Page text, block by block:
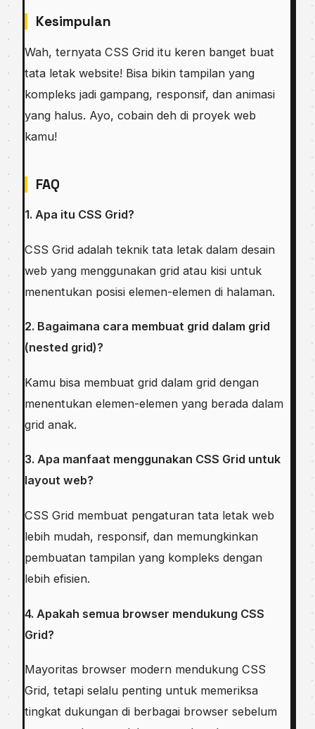
Kesimpulan
Wah, ternyata CSS Grid itu keren banget buat
tata letak website! Bisa bikin tampilan yang
kompleks jadi gampang, responsif, dan animasi
yang halus. Ayo, cobain deh di proyek web
kamu!
FAQ
1. Apa itu CSS Grid?
CSS Grid adalah teknik tata letak dalam desain
web yang menggunakan grid atau kisi untuk
menentukan posisi elemen-elemen di halaman.
2. Bagaimana cara membuat grid dalam grid
(nested grid)?
Kamu bisa membuat grid dalam grid dengan
menentukan elemen-elemen yang berada dalam
grid anak.
3. Apa manfaat menggunakan CSS Grid untuk
layout web?
CSS Grid membuat pengaturan tata letak web
lebih mudah, responsif, dan memungkinkan
pembuatan tampilan yang kompleks dengan
lebih efisien.
4. Apakah semua browser mendukung CSS
Grid?
Mayoritas browser modern mendukung CSS
Grid, tetapi selalu penting untuk memeriksa
tingkat dukungan di berbagai browser sebelum